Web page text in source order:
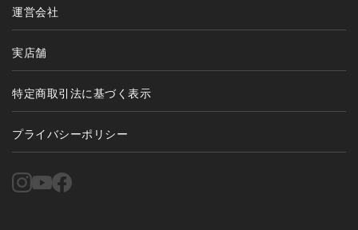
運営会社
実店舗
特定商取引法に基づく表示
プライバシーポリシー